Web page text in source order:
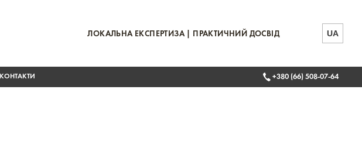
ЛОКАЛЬНА ЕКСПЕРТИЗА | ПРАКТИЧНИЙ ДОСВІД UA
КОНТАКТИ +380 (66) 508-07-64